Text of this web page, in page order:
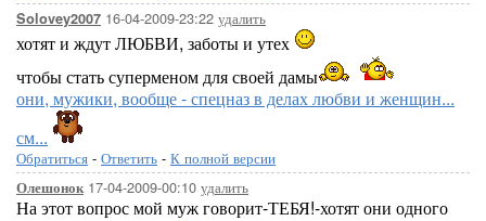
Solovey2007 16-04-2009-23:22 удалить
хотят и ждут ЛЮБВИ, заботы и утех
чтобы стать суперменом для своей дамы
они, мужики, вообще - спецназ в делах любви и женщин...
см...
Обратиться - Ответить - К полной версии
Олешонок17-04-2009-00:10 удалить
На этот вопрос мой муж говорит-ТЕБЯ!-хотят они одного